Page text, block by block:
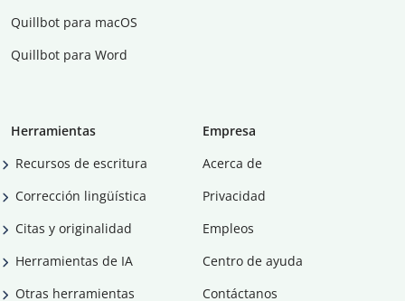
Quillbot para macOS
Quillbot para Word
Herramientas
Recursos de escritura
Corrección lingüística
Citas y originalidad
Herramientas de IA
Otras herramientas
Empresa
Acerca de
Privacidad
Empleos
Centro de ayuda
Contáctanos